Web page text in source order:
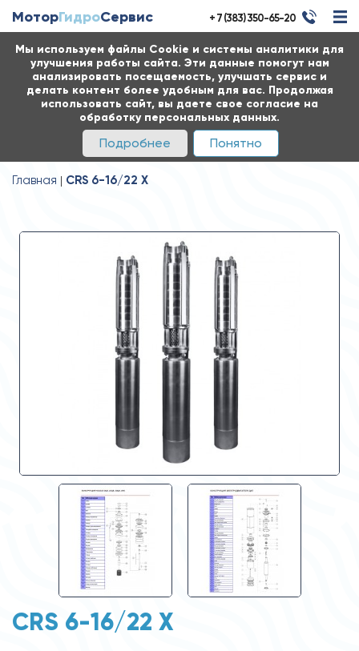
Мы используем файлы Cookie и системы аналитики для
улучшения работы сайта. Эти данные помогут нам
анализировать посещаемость, улучшать сервис и
делать контент более удобным для вас. Продолжая
использовать сайт, вы даете свое согласие на
обработку персональных данных.
Подробнее Понятно
МоторГидроСервис + 7 (383) 350-65-20
Главная CRS 6-16/22 X
CRS 6-16/22 X